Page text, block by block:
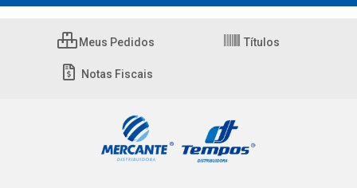
Meus Pedidos Títulos
Notas Fiscais